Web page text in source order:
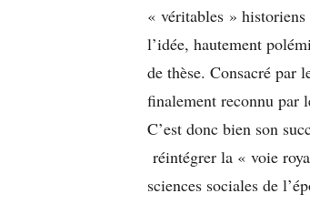
« véritables »
l’idée, hautement
de thèse. Consacré par
finalement reconnu par
C’est donc bien son
réintégrer la « voie
sciences sociales de